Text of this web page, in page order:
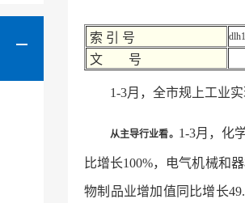
索 引 号
文 号
1-3月，全市规上工业
从主导行业看。 1-3月，化
比增长100%，电气机械和
物制品业增加值同比增长